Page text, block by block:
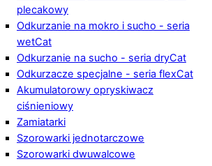
plecakowy
Odkurzanie na mokro i sucho - seria
wetCat
Odkurzanie na sucho - seria dryCat
Odkurzacze specjalne - seria flexCat
Akumulatorowy opryskiwacz
ciśnieniowy
Zamiatarki
Szorowarki jednotarczowe
Szorowarki dwuwalcowe